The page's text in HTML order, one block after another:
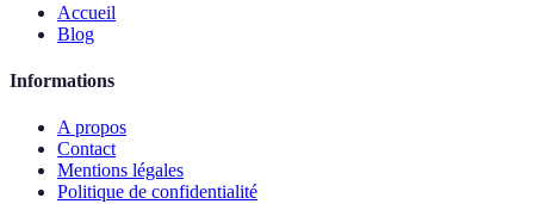
Accueil
Blog
Informations
A propos
Contact
Mentions légales
Politique de confidentialité